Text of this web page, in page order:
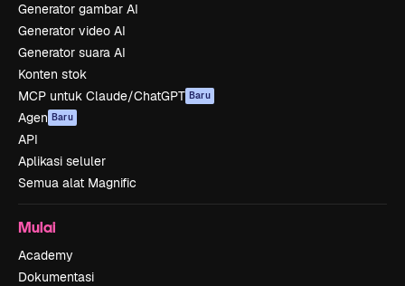
Generator gambar AI
Generator video AI
Generator suara AI
Konten stok
MCP untuk Claude/ChatGPT Baru
Agen Baru
API
Aplikasi seluler
Semua alat Magnific
Mulai
Academy
Dokumentasi